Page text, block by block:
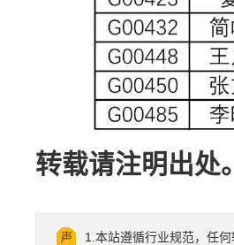
转载请注明出处。
1.本站遵循行业规范，任